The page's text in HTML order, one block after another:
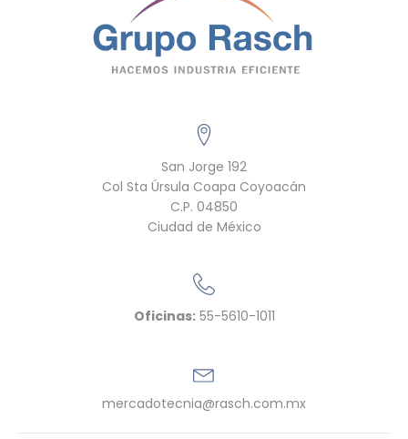
San Jorge 192
Col Sta Úrsula Coapa Coyoacán
C.P. 04850
Ciudad de México
Oficinas:55-5610-1011
mercadotecnia@rasch.com.mx